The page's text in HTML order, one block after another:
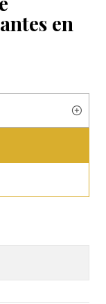
en